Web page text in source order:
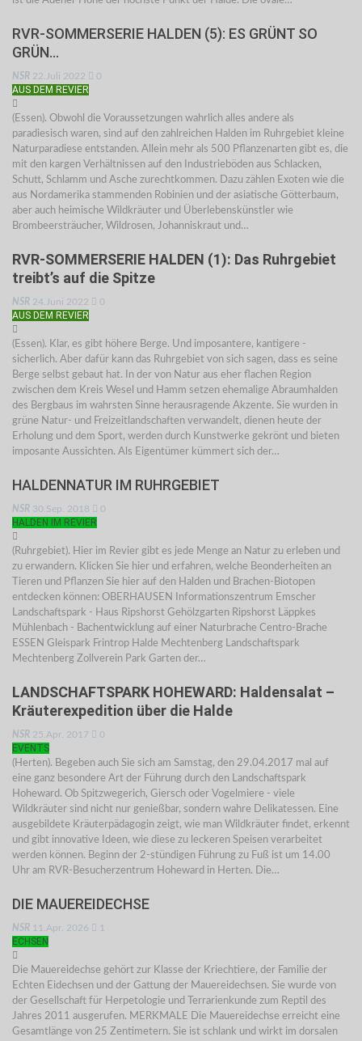
RVR-SOMMERSERIE HALDEN (5): ES GRÜNT SO
GRÜN…
NSR 22.Juli 2022 0
AUS DEM REVIER
(Essen). Obwohl die Voraussetzungen wahrlich alles andere als
paradiesisch waren, sind auf den zahlreichen Halden im Ruhrgebiet kleine
Naturparadiese entstanden. Allein mehr als 500 Pflanzenarten gibt es, die
mit den kargen Verhältnissen auf den Industrieböden aus Schlacken,
Schutt, Schlamm und Asche zurechtkommen. Dazu zählen Exoten wie die
aus Nordamerika stammenden Robinien und der asiatische Götterbaum,
aber auch heimische Wildkräuter und Überlebenskünstler wie
Brombeersträucher, Wildrosen, Johanniskraut und…
RVR-SOMMERSERIE HALDEN (1): Das Ruhrgebiet
treibt’s auf die Spitze
NSR 24.Juni 2022 0
AUS DEM REVIER
(Essen). Klar, es gibt höhere Berge. Und imposantere, kantigere -
sicherlich. Aber dafür kann das Ruhrgebiet von sich sagen, dass es seine
Berge selbst gebaut hat. In der von Natur aus eher flachen Region
zwischen dem Kreis Wesel und Hamm setzen ehemalige Abraumhalden
des Bergbaus im wahrsten Sinne herausragende Akzente. Sie wurden in
grüne Natur- und Freizeitlandschaften verwandelt, dienen heute der
Erholung und dem Sport, werden durch Kunstwerke gekrönt und bieten
imposante Aussichten. Als Eigentümer kümmert sich der…
HALDENNATUR IM RUHRGEBIET
NSR 30.Sep. 2018 0
HALDEN IM REVIER
(Ruhrgebiet). Hier im Revier gibt es jede Menge an Natur zu erleben und
zu erwandern. Klicken Sie hier und erfahren, welche Beonderheiten an
Tieren und Pflanzen Sie hier auf den Halden und Brachen-Biotopen
entdecken können: OBERHAUSEN Informationszentrum Emscher
Landschaftspark - Haus Ripshorst Gehölzgarten Ripshorst Läppkes
Mühlenbach - Bachentwicklung auf einer Naturbrache Centro-Brache
ESSEN Gleispark Frintrop Halde Mechtenberg Landschaftspark
Mechtenberg Zollverein Park Garten der…
LANDSCHAFTSPARK HOHEWARD: Haldensalat –
Kräuterexpedition über die Halde
NSR 25.Apr. 2017 0
EVENTS
(Herten). Begeben auch Sie sich am Samstag, den 29.04.2017 mal auf
eine ganz besondere Art der Führung durch den Landschaftspark
Hoheward. Ob Spitzwegerich, Giersch oder Vogelmiere - viele
Wildkräuter sind nicht nur genießbar, sondern wahre Delikatessen. Eine
ausgebildete Kräuterpädagogin zeigt, wie man Wildkräuter findet, erkennt
und gibt innovative Ideen, wie diese zu leckeren Speisen verarbeitet
werden können. Beginn der 2-stündigen Führung zu Fuß ist um 14.00
Uhr am RVR-Besucherzentrum Hoheward in Herten. Die…
DIE MAUEREIDECHSE
NSR 11.Apr. 2026 1
ECHSEN
Die Mauereidechse gehört zur Klasse der Kriechtiere, der Familie der
Echten Eidechsen und der Gattung der Mauereidechsen. Sie wurde von
der Gesellschaft für Herpetologie und Terrarienkunde zum Reptil des
Jahres 2011 ausgerufen. MERKMALE Die Mauereidechse erreicht eine
Gesamtlänge von 25 Zentimetern. Sie ist schlank und wirkt im dorsalen